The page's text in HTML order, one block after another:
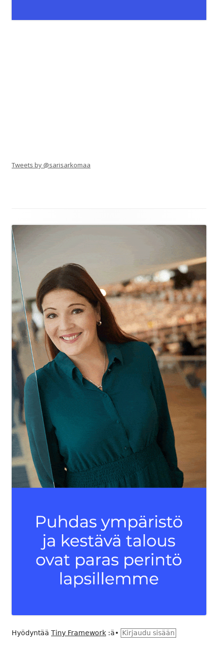
Tweets by @sarisarkomaa
sisältö
Hyödyntää Tiny Framework :ä• Kirjaudu sisään